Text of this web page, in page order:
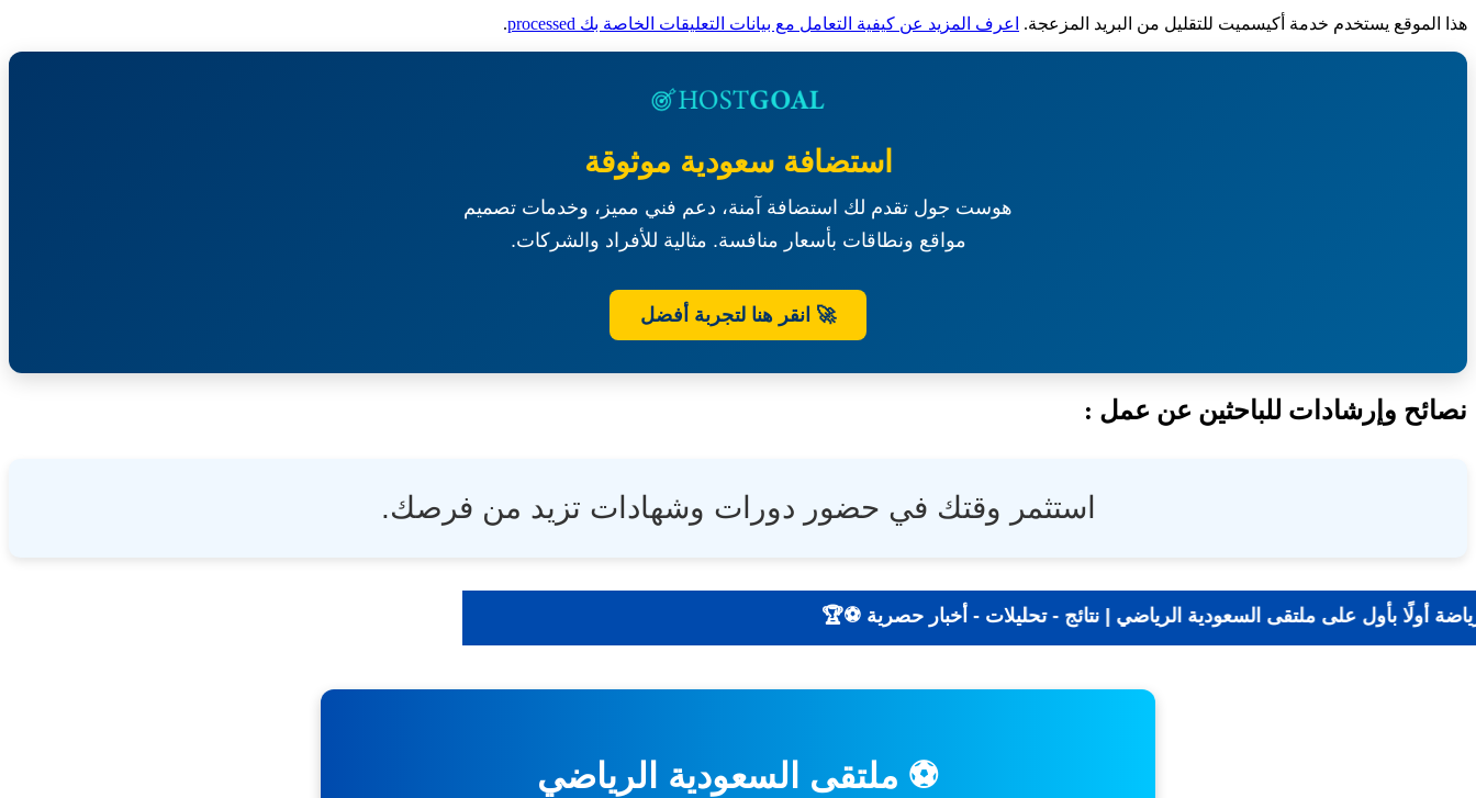
هذا الموقع يستخدم خدمة أكيسميت للتقليل من البريد المزعجة. اعرف المزيد عن كيفية التعامل مع بيانات التعليقات الخاصة بك processed .
استضافة سعودية موثوقة
هوست جول تقدم لك استضافة آمنة، دعم فني مميز، وخدمات تصميم
مواقع ونطاقات بأسعار منافسة. مثالية للأفراد والشركات.
🚀 انقر هنا لتجربة أفضل
نصائح وإرشادات للباحثين عن عمل :
استثمر وقتك في حضور دورات وشهادات تزيد من فرصك.
📰 جديد الرياضة أولًا بأول على ملتقى السعودية الرياضي | نتائج - تحليلات - أخبار حصرية ⚽🏆
⚽ ملتقى السعودية الرياضي